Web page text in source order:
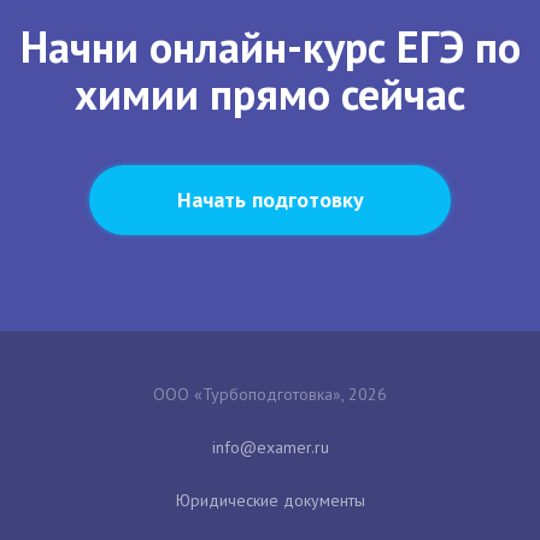
Начни онлайн-курс ЕГЭ по
химии прямо сейчас
Начать подготовку
ООО «Турбоподготовка», 2026
Юридические документы